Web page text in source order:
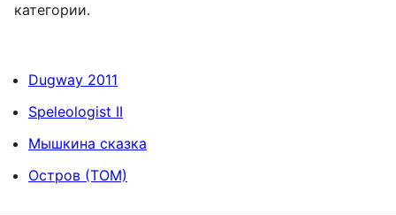
категории.
Dugway 2011
Speleologist II
Мышкина сказка
Остров (ТОМ)